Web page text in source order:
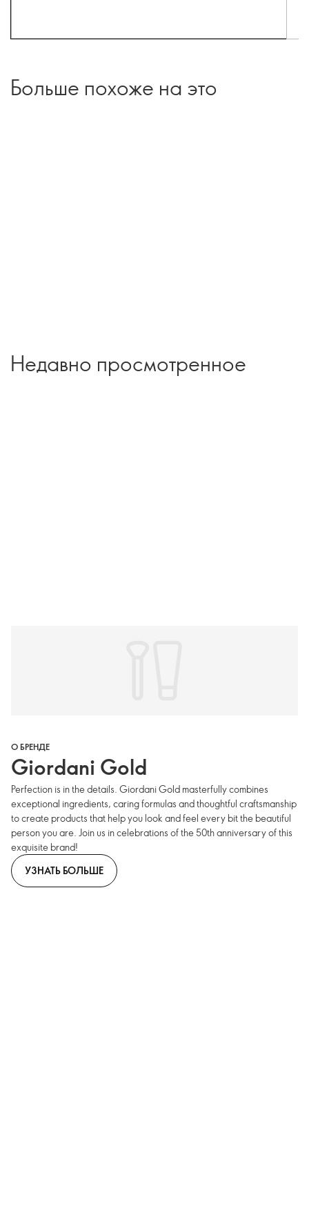
Больше похоже на это
Недавно просмотренное
О БРЕНДЕ
Giordani Gold
Perfection is in the details. Giordani Gold masterfully combines
exceptional ingredients, caring formulas and thoughtful craftsmanship
to create products that help you look and feel every bit the beautiful
person you are. Join us in celebrations of the 50th anniversary of this
exquisite brand!
УЗНАТЬ БОЛЬШЕ